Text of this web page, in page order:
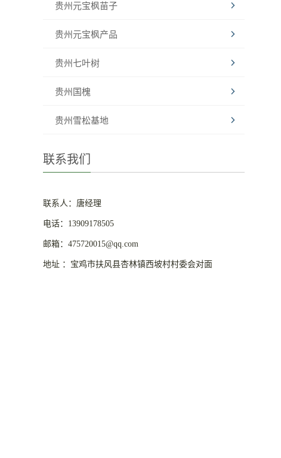
贵州元宝枫苗子
贵州元宝枫产品
贵州七叶树
贵州国槐
贵州雪松基地
联系我们
联系人：唐经理
电话：13909178505
邮箱：475720015@qq.com
地址 ：宝鸡市扶风县杏林镇西坡村村委会对面